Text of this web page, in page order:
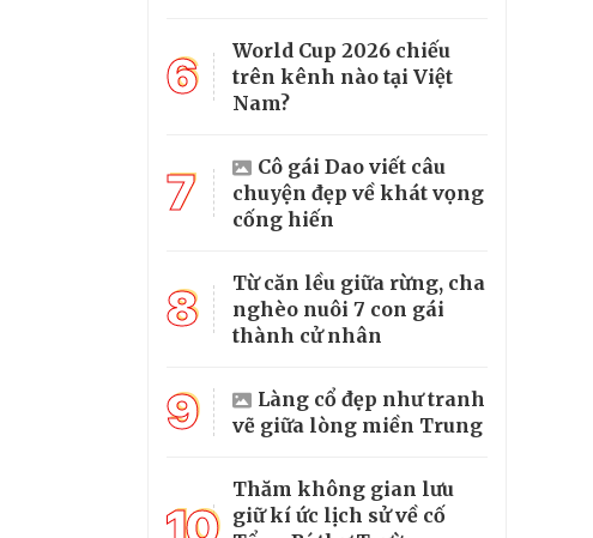
6
World Cup 2026 chiếu
trên kênh nào tại Việt
Nam?
7
Cô gái Dao viết câu
chuyện đẹp về khát vọng
cống hiến
8
Từ căn lều giữa rừng, cha
nghèo nuôi 7 con gái
thành cử nhân
9
Làng cổ đẹp như tranh
vẽ giữa lòng miền Trung
Thăm không gian lưu
giữ kí ức lịch sử về cố